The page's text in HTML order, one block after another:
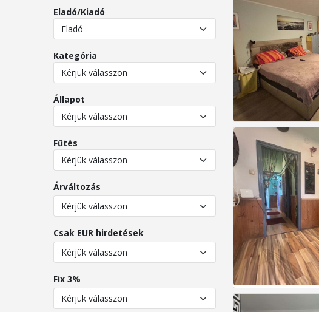
Eladó/Kiadó
Kategória
Állapot
Fűtés
Árváltozás
Csak EUR hirdetések
Fix 3%